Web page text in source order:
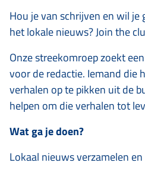
Hou je van schrijven en wil je
het lokale nieuws? Join the
Onze streekomroep zoekt
voor de redactie. Iemand die
verhalen op te pikken uit de
helpen om die verhalen tot
Wat ga je doen?
Lokaal nieuws verzamelen